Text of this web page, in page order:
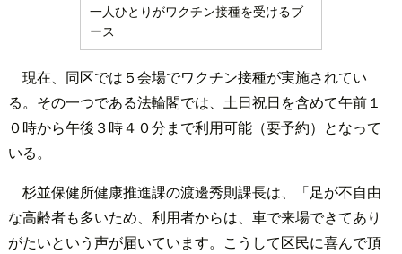
一人ひとりがワクチン接種を受けるブ
ース
現在、同区では５会場でワクチン接種が実施されてい
る。その一つである法輪閣では、土日祝日を含めて午前１
０時から午後３時４０分まで利用可能（要予約）となって
いる。
杉並保健所健康推進課の渡邊秀則課長は、「足が不自由
な高齢者も多いため、利用者からは、車で来場できてあり
がたいという声が届いています。こうして区民に喜んで頂